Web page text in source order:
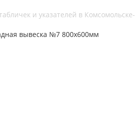
и указателей в Комсомольске-
вывеска №7 800х600мм